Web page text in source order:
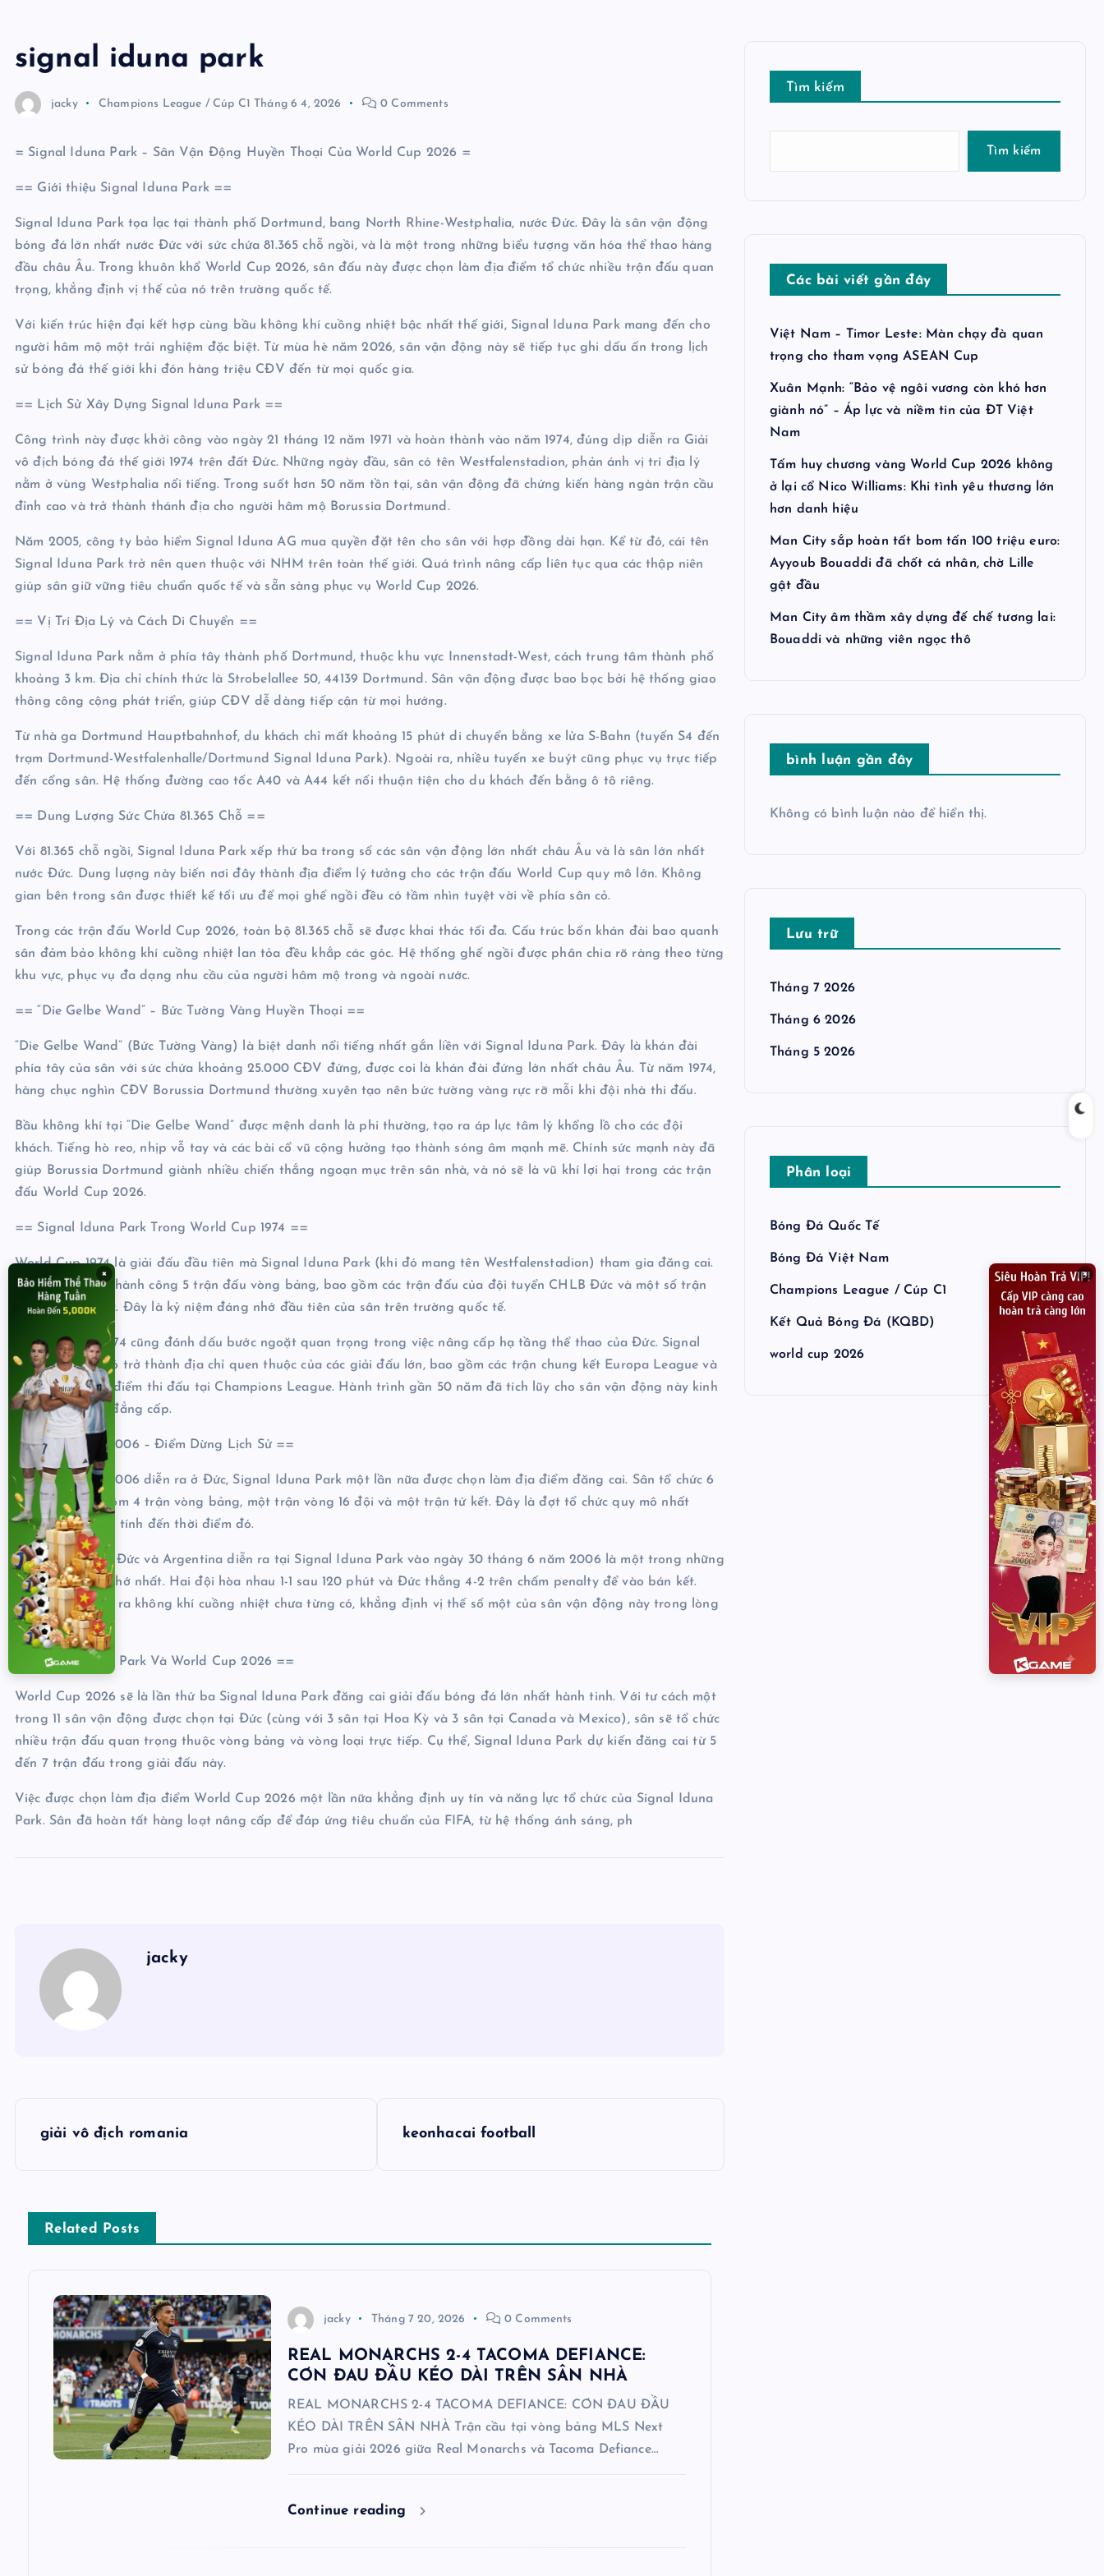
signal iduna park
jacky Champions League / Cúp C1 Tháng 6 4, 2026 0 Comments
= Signal Iduna Park – Sân Vận Động Huyền Thoại Của World Cup 2026 =
== Giới thiệu Signal Iduna Park ==
Signal Iduna Park tọa lạc tại thành phố Dortmund, bang North Rhine-Westphalia, nước Đức. Đây là sân vận động
bóng đá lớn nhất nước Đức với sức chứa 81.365 chỗ ngồi, và là một trong những biểu tượng văn hóa thể thao hàng
đầu châu Âu. Trong khuôn khổ World Cup 2026, sân đấu này được chọn làm địa điểm tổ chức nhiều trận đấu quan
trọng, khẳng định vị thế của nó trên trường quốc tế.
Với kiến trúc hiện đại kết hợp cùng bầu không khí cuồng nhiệt bậc nhất thế giới, Signal Iduna Park mang đến cho
người hâm mộ một trải nghiệm đặc biệt. Từ mùa hè năm 2026, sân vận động này sẽ tiếp tục ghi dấu ấn trong lịch
sử bóng đá thế giới khi đón hàng triệu CĐV đến từ mọi quốc gia.
== Lịch Sử Xây Dựng Signal Iduna Park ==
Công trình này được khởi công vào ngày 21 tháng 12 năm 1971 và hoàn thành vào năm 1974, đúng dịp diễn ra Giải
vô địch bóng đá thế giới 1974 trên đất Đức. Những ngày đầu, sân có tên Westfalenstadion, phản ánh vị trí địa lý
nằm ở vùng Westphalia nổi tiếng. Trong suốt hơn 50 năm tồn tại, sân vận động đã chứng kiến hàng ngàn trận cầu
đỉnh cao và trở thành thánh địa cho người hâm mộ Borussia Dortmund.
Năm 2005, công ty bảo hiểm Signal Iduna AG mua quyền đặt tên cho sân với hợp đồng dài hạn. Kể từ đó, cái tên
Signal Iduna Park trở nên quen thuộc với NHM trên toàn thế giới. Quá trình nâng cấp liên tục qua các thập niên
giúp sân giữ vững tiêu chuẩn quốc tế và sẵn sàng phục vụ World Cup 2026.
== Vị Trí Địa Lý và Cách Di Chuyển ==
Signal Iduna Park nằm ở phía tây thành phố Dortmund, thuộc khu vực Innenstadt-West, cách trung tâm thành phố
khoảng 3 km. Địa chỉ chính thức là Strobelallee 50, 44139 Dortmund. Sân vận động được bao bọc bởi hệ thống giao
thông công cộng phát triển, giúp CĐV dễ dàng tiếp cận từ mọi hướng.
Từ nhà ga Dortmund Hauptbahnhof, du khách chỉ mất khoảng 15 phút di chuyển bằng xe lửa S-Bahn (tuyến S4 đến
trạm Dortmund-Westfalenhalle/Dortmund Signal Iduna Park). Ngoài ra, nhiều tuyến xe buýt cũng phục vụ trực tiếp
đến cổng sân. Hệ thống đường cao tốc A40 và A44 kết nối thuận tiện cho du khách đến bằng ô tô riêng.
== Dung Lượng Sức Chứa 81.365 Chỗ ==
Với 81.365 chỗ ngồi, Signal Iduna Park xếp thứ ba trong số các sân vận động lớn nhất châu Âu và là sân lớn nhất
nước Đức. Dung lượng này biến nơi đây thành địa điểm lý tưởng cho các trận đấu World Cup quy mô lớn. Không
gian bên trong sân được thiết kế tối ưu để mọi ghế ngồi đều có tầm nhìn tuyệt vời về phía sân cỏ.
Trong các trận đấu World Cup 2026, toàn bộ 81.365 chỗ sẽ được khai thác tối đa. Cấu trúc bốn khán đài bao quanh
sân đảm bảo không khí cuồng nhiệt lan tỏa đều khắp các góc. Hệ thống ghế ngồi được phân chia rõ ràng theo từng
khu vực, phục vụ đa dạng nhu cầu của người hâm mộ trong và ngoài nước.
== “Die Gelbe Wand” – Bức Tường Vàng Huyền Thoại ==
“Die Gelbe Wand” (Bức Tường Vàng) là biệt danh nổi tiếng nhất gắn liền với Signal Iduna Park. Đây là khán đài
phía tây của sân với sức chứa khoảng 25.000 CĐV đứng, được coi là khán đài đứng lớn nhất châu Âu. Từ năm 1974,
hàng chục nghìn CĐV Borussia Dortmund thường xuyên tạo nên bức tường vàng rực rỡ mỗi khi đội nhà thi đấu.
Bầu không khí tại “Die Gelbe Wand” được mệnh danh là phi thường, tạo ra áp lực tâm lý khổng lồ cho các đội
khách. Tiếng hò reo, nhịp vỗ tay và các bài cổ vũ cộng hưởng tạo thành sóng âm mạnh mẽ. Chính sức mạnh này đã
giúp Borussia Dortmund giành nhiều chiến thắng ngoạn mục trên sân nhà, và nó sẽ là vũ khí lợi hại trong các trận
đấu World Cup 2026.
== Signal Iduna Park Trong World Cup 1974 ==
World Cup 1974 là giải đấu đầu tiên mà Signal Iduna Park (khi đó mang tên Westfalenstadion) tham gia đăng cai.
Sân đã tổ chức thành công 5 trận đấu vòng bảng, bao gồm các trận đấu của đội tuyển CHLB Đức và một số trận
thuộc bảng khác. Đây là kỷ niệm đáng nhớ đầu tiên của sân trên trường quốc tế.
Giải đấu năm 1974 cũng đánh dấu bước ngoặt quan trọng trong việc nâng cấp hạ tầng thể thao của Đức. Signal
Iduna Park từ đó trở thành địa chỉ quen thuộc của các giải đấu lớn, bao gồm các trận chung kết Europa League và
nhiều lần là địa điểm thi đấu tại Champions League. Hành trình gần 50 năm đã tích lũy cho sân vận động này kinh
nghiệm tổ chức đẳng cấp.
== World Cup 2006 – Điểm Dừng Lịch Sử ==
Tại World Cup 2006 diễn ra ở Đức, Signal Iduna Park một lần nữa được chọn làm địa điểm đăng cai. Sân tổ chức 6
trận đấu, bao gồm 4 trận vòng bảng, một trận vòng 16 đội và một trận tứ kết. Đây là đợt tổ chức quy mô nhất
trong lịch sử sân tính đến thời điểm đó.
Trận tứ kết giữa Đức và Argentina diễn ra tại Signal Iduna Park vào ngày 30 tháng 6 năm 2006 là một trong những
trận đấu đáng nhớ nhất. Hai đội hòa nhau 1-1 sau 120 phút và Đức thắng 4-2 trên chấm penalty để vào bán kết.
Trận đấu đã tạo ra không khí cuồng nhiệt chưa từng có, khẳng định vị thế số một của sân vận động này trong lòng
CĐV toàn cầu.
== Signal Iduna Park Và World Cup 2026 ==
World Cup 2026 sẽ là lần thứ ba Signal Iduna Park đăng cai giải đấu bóng đá lớn nhất hành tinh. Với tư cách một
trong 11 sân vận động được chọn tại Đức (cùng với 3 sân tại Hoa Kỳ và 3 sân tại Canada và Mexico), sân sẽ tổ chức
nhiều trận đấu quan trọng thuộc vòng bảng và vòng loại trực tiếp. Cụ thể, Signal Iduna Park dự kiến đăng cai từ 5
đến 7 trận đấu trong giải đấu này.
Việc được chọn làm địa điểm World Cup 2026 một lần nữa khẳng định uy tín và năng lực tổ chức của Signal Iduna
Park. Sân đã hoàn tất hàng loạt nâng cấp để đáp ứng tiêu chuẩn của FIFA, từ hệ thống ánh sáng, ph
jacky
ề
u
giải vô địch romania keonhacai football
Related Posts
jacky Tháng 7 20, 2026 0 Comments
REAL MONARCHS 2-4 TACOMA DEFIANCE:
CƠN ĐAU ĐẦU KÉO DÀI TRÊN SÂN NHÀ
REAL MONARCHS 2-4 TACOMA DEFIANCE: CƠN ĐAU ĐẦU
KÉO DÀI TRÊN SÂN NHÀ Trận cầu tại vòng bảng MLS Next
Pro mùa giải 2026 giữa Real Monarchs và Tacoma Defiance…
Continue reading
Tìm kiếm
Tìm kiếm
Các bài viết gần đây
Việt Nam – Timor Leste: Màn chạy đà quan
trọng cho tham vọng ASEAN Cup
Xuân Mạnh: “Bảo vệ ngôi vương còn khó hơn
giành nó” – Áp lực và niềm tin của ĐT Việt
Nam
Tấm huy chương vàng World Cup 2026 không
ở lại cổ Nico Williams: Khi tình yêu thương lớn
hơn danh hiệu
Man City sắp hoàn tất bom tấn 100 triệu euro:
Ayyoub Bouaddi đã chốt cá nhân, chờ Lille
gật đầu
Man City âm thầm xây dựng đế chế tương lai:
Bouaddi và những viên ngọc thô
bình luận gần đây
Không có bình luận nào để hiển thị.
Lưu trữ
Tháng 7 2026
Tháng 6 2026
Tháng 5 2026
Phân loại
Bóng Đá Quốc Tế
Bóng Đá Việt Nam
Champions League / Cúp C1
Kết Quả Bóng Đá (KQBD)
world cup 2026
× ×